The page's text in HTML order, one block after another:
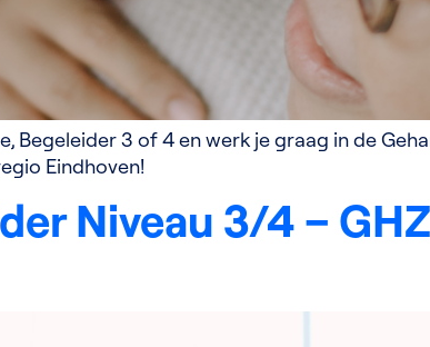
Begeleider 3 of 4 en werk je graag in de
Eindhoven!
Niveau 3/4 –